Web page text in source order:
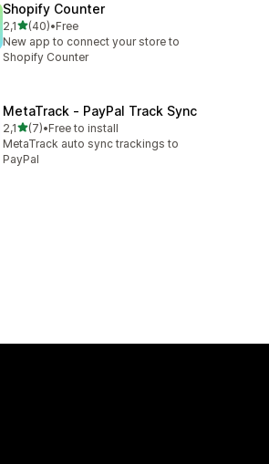
Shopify Counter
2,1/ 5 tähteä
(40)
40 arvostelua yhteensä
•Free
New app to connect your store to
Shopify Counter
MetaTrack ‑ PayPal Track Sync
2,1/ 5 tähteä
(7)
7 arvostelua yhteensä
•Free to install
MetaTrack auto sync trackings to
PayPal